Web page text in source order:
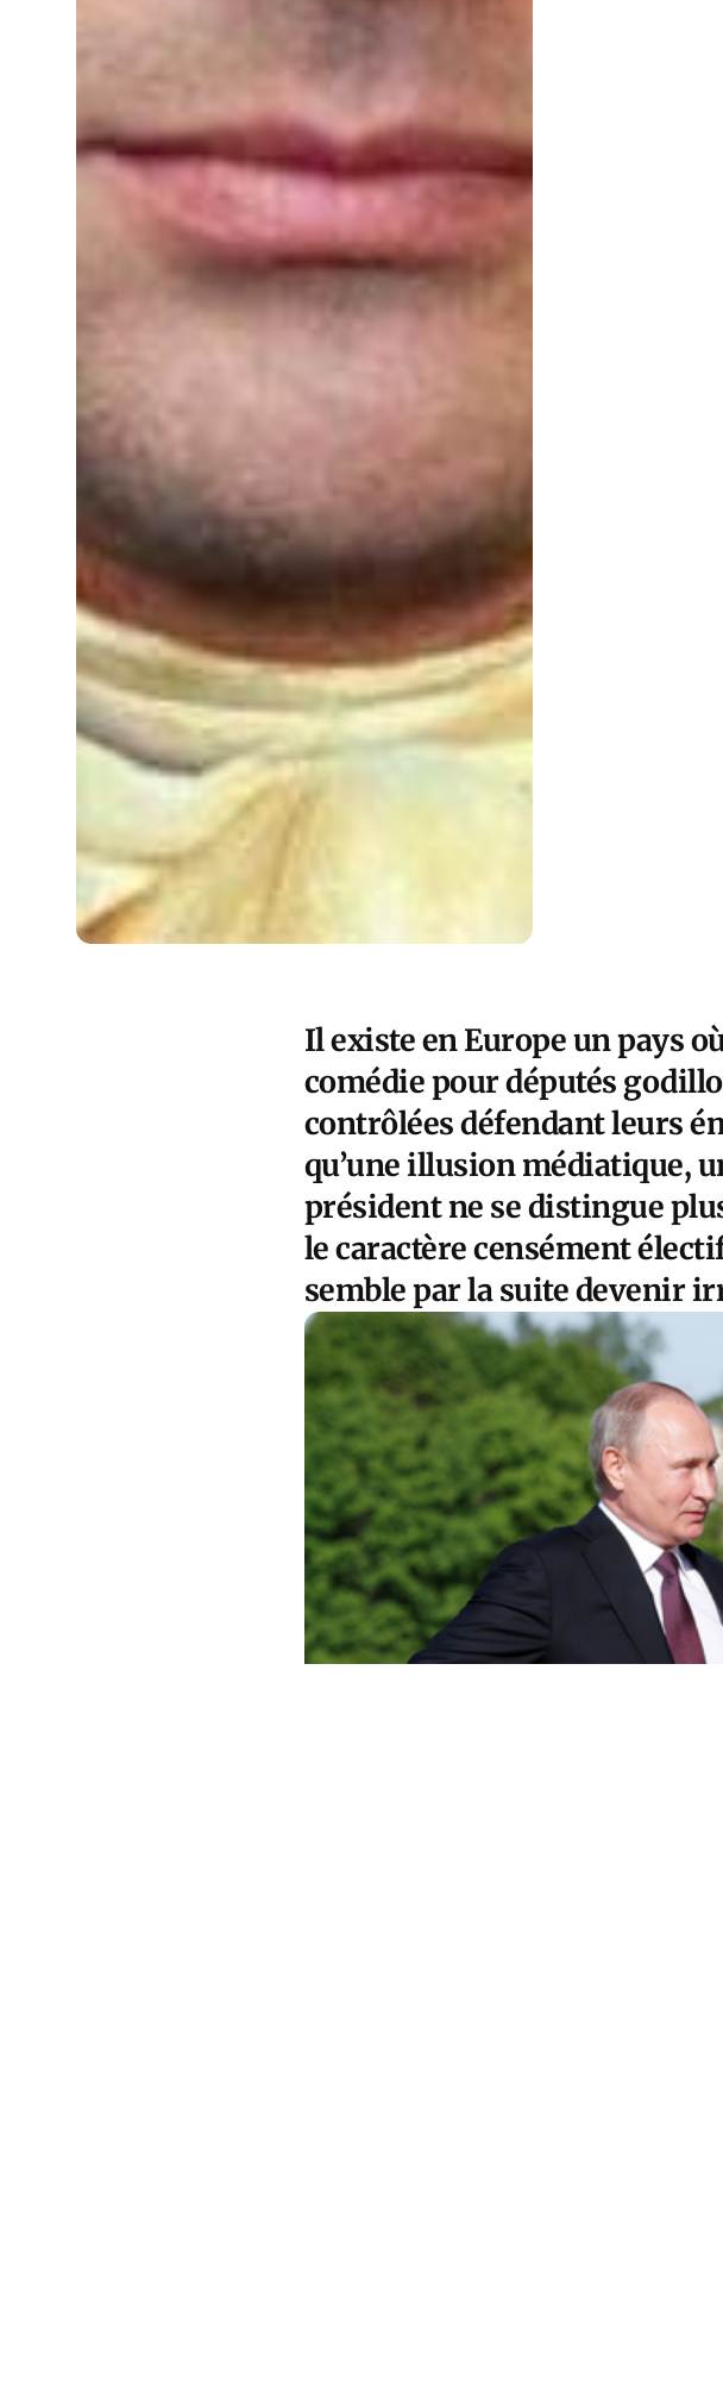
Il existe en Europe un pays
comédie pour députés
contrôlées défendant leurs
qu’une illusion médiatique,
président ne se distingue
le caractère censément
semble par la suite devenir